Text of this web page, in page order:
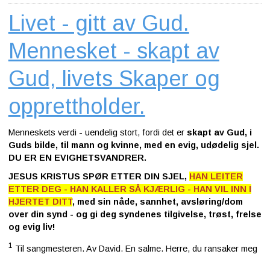
Livet - gitt av Gud.
Mennesket - skapt av
Gud, livets Skaper og
opprettholder.
Menneskets verdi - uendelig stort, fordi det er skapt av Gud, i
Guds bilde, til mann og kvinne, med en evig, udødelig sjel.
DU ER EN EVIGHETSVANDRER.
JESUS KRISTUS SPØR ETTER DIN SJEL, HAN LEITER
ETTER DEG - HAN KALLER SÅ KJÆRLIG - HAN VIL INN I
HJERTET DITT, med sin nåde, sannhet, avsløring/dom
over din synd - og gi deg syndenes tilgivelse, trøst, frelse
og evig liv!
1 Til sangmesteren. Av David. En salme. Herre, du ransaker meg